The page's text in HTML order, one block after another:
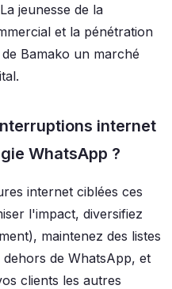
jeunesse de la
et la pénétration
Bamako un marché
internet
WhatsApp ?
internet ciblées ces
l'impact, diversifiez
maintenez des listes
de WhatsApp, et
clients les autres